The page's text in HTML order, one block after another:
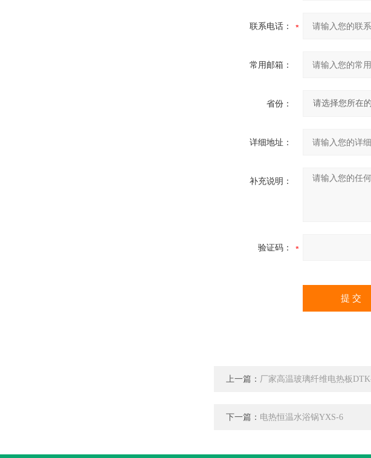
联系电话：
常用邮箱：
省份：
详细地址：
补充说明：
验证码：
上一篇： 厂家高温玻璃纤维电热板
下一篇： 电热恒温水浴锅YXS-6